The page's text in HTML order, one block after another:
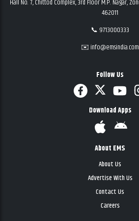
Hall No. 7, Chittod Complex, 3rd Floor M.P. Nagar,
462011
📞 9713000333
✉️ info@emsindia.com
Follow Us
Download Apps
About EMS
About Us
Advertise With Us
Contact Us
Careers